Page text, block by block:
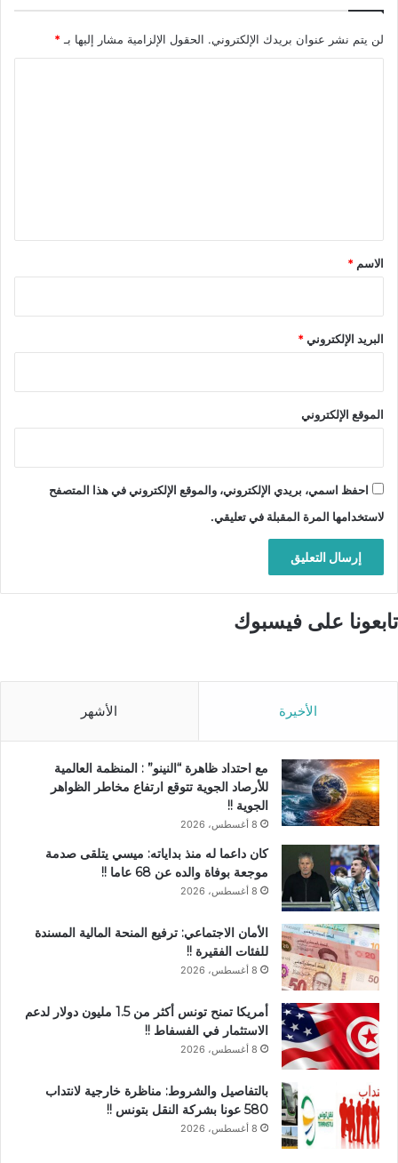
لن يتم نشر عنوان بريدك الإلكتروني. الحقول الإلزامية مشار إليها بـ *
*
الاسم *
البريد الإلكتروني*
الموقع الإلكتروني
احفظ اسمي، بريدي الإلكتروني، والموقع الإلكتروني في هذا المتصفح
لاستخدامها المرة المقبلة في تعليقي.
تابعونا على فيسبوك
الأخيرة الأشهر
مع احتداد ظاهرة “النينو” : المنظمة العالمية
للأرصاد الجوية تتوقع ارتفاع مخاطر الظواهر
الجوية !!
8 أغسطس، 2026
كان داعما له منذ بداياته: ميسي يتلقى صدمة
موجعة بوفاة والده عن 68 عاما !!
8 أغسطس، 2026
الأمان الاجتماعي: ترفيع المنحة المالية المسندة
للفئات الفقيرة !!
8 أغسطس، 2026
أمريكا تمنح تونس أكثر من 1.5 مليون دولار لدعم
الاستثمار في الفسفاط !!
8 أغسطس، 2026
بالتفاصيل والشروط: مناظرة خارجية لانتداب
580 عونا بشركة النقل بتونس !!
8 أغسطس، 2026